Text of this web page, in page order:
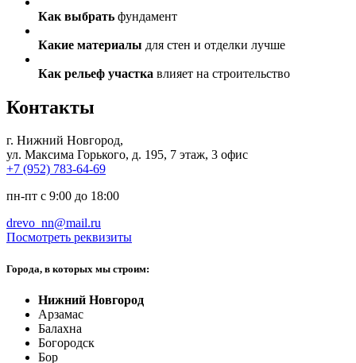
Как выбрать фундамент
Какие материалы для стен и отделки лучше
Как рельеф участка влияет на строительство
Контакты
г. Нижний Новгород,
ул. Максима Горького, д. 195, 7 этаж, 3 офис
+7 (952) 783-64-69
пн-пт с 9:00 до 18:00
drevo_nn@mail.ru
Посмотреть реквизиты
Города, в которых мы строим:
Нижний Новгород
Арзамас
Балахна
Богородск
Бор